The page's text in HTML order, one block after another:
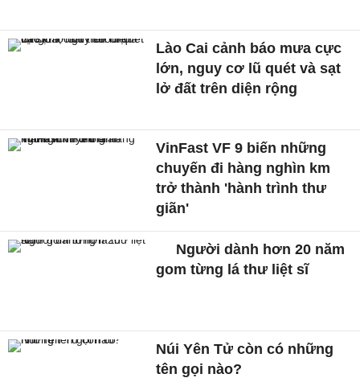
Lào Cai cảnh báo mưa cực
lớn, nguy cơ lũ quét và sạt
lở đất trên diện rộng
VinFast VF 9 biến những
chuyến đi hàng nghìn km
trở thành 'hành trình thư
giãn'
Người dành hơn 20 năm
gom từng lá thư liệt sĩ
Núi Yên Tử còn có những
tên gọi nào?